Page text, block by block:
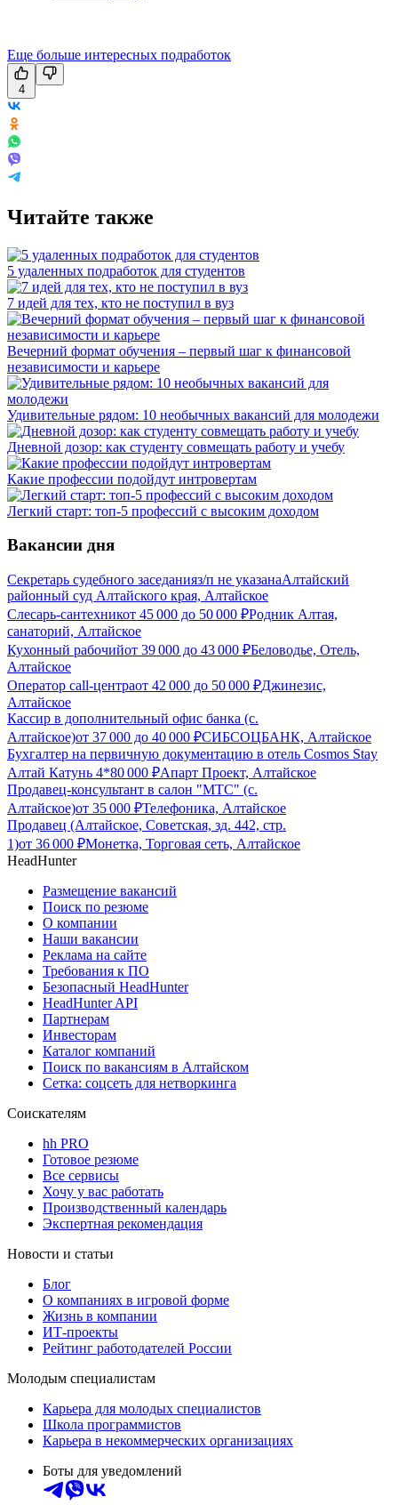
Еще больше интересных подработок
4
Читайте также
5 удаленных подработок для студентов
7 идей для тех, кто не поступил в вуз
Вечерний формат обучения – первый шаг к финансовой
независимости и карьере
Удивительные рядом: 10 необычных вакансий для молодежи
Дневной дозор: как студенту совмещать работу и учебу
Какие профессии подойдут интровертам
Легкий старт: топ-5 профессий с высоким доходом
Вакансии дня
Секретарь судебного заседанияз/п не указанаАлтайский
районный суд Алтайского края, Алтайское
Слесарь-сантехникот 45 000 до 50 000 ₽Родник Алтая,
санаторий, Алтайское
Кухонный рабочийот 39 000 до 43 000 ₽Беловодье, Отель,
Алтайское
Оператор call-центраот 42 000 до 50 000 ₽Джинезис,
Алтайское
Кассир в дополнительный офис банка (с.
Алтайское)от 37 000 до 40 000 ₽СИБСОЦБАНК, Алтайское
Бухгалтер на первичную документацию в отель Cosmos Stay
Алтай Катунь 4*80 000 ₽Апарт Проект, Алтайское
Продавец-консультант в салон "МТС" (с.
Алтайское)от 35 000 ₽Телефоника, Алтайское
Продавец (Алтайское, Советская, зд. 442, стр.
1)от 36 000 ₽Монетка, Торговая сеть, Алтайское
HeadHunter
Размещение вакансий
Поиск по резюме
О компании
Наши вакансии
Реклама на сайте
Требования к ПО
Безопасный HeadHunter
HeadHunter API
Партнерам
Инвесторам
Каталог компаний
Поиск по вакансиям в Алтайском
Сетка: соцсеть для нетворкинга
Соискателям
hh PRO
Готовое резюме
Все сервисы
Хочу у вас работать
Производственный календарь
Экспертная рекомендация
Новости и статьи
Блог
О компаниях в игровой форме
Жизнь в компании
ИТ-проекты
Рейтинг работодателей России
Молодым специалистам
Карьера для молодых специалистов
Школа программистов
Карьера в некоммерческих организациях
Боты для уведомлений